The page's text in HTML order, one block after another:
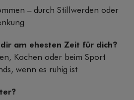
– durch Stillwerden oder
am ehesten Zeit für dich?
Kochen oder beim Sport
wenn es ruhig ist